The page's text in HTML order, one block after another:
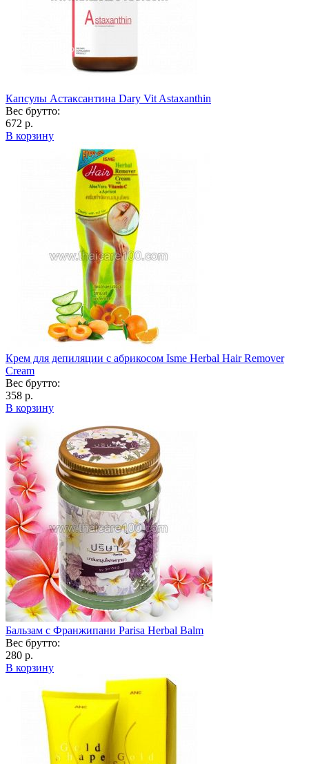
Капсулы Астаксантина Dary Vit Astaxanthin
Вес брутто:
672 р.
В корзину
Крем для депиляции с абрикосом Isme Herbal Hair Remover
Cream
Вес брутто:
358 р.
В корзину
Бальзам с Франжипани Parisa Herbal Balm
Вес брутто:
280 р.
В корзину